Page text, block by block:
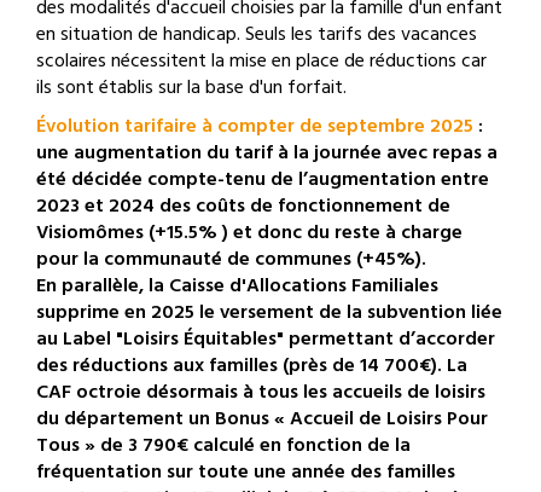
des modalités d'accueil choisies par la famille d'un enfant
en situation de handicap. Seuls les tarifs des vacances
scolaires nécessitent la mise en place de réductions car
ils sont établis sur la base d'un forfait.
Évolution tarifaire à compter de septembre 2025 :
une augmentation du tarif à la journée avec repas a
été décidée compte-tenu de l’augmentation entre
2023 et 2024 des coûts de fonctionnement de
Visiomômes (+15.5% ) et donc du reste à charge
pour la communauté de communes (+45%).
En parallèle, la Caisse d'Allocations Familiales
supprime en 2025 le versement de la subvention liée
au Label "Loisirs Équitables" permettant d’accorder
des réductions aux familles (près de 14 700€). La
CAF octroie désormais à tous les accueils de loisirs
du département un Bonus « Accueil de Loisirs Pour
Tous » de 3 790€ calculé en fonction de la
fréquentation sur toute une année des familles